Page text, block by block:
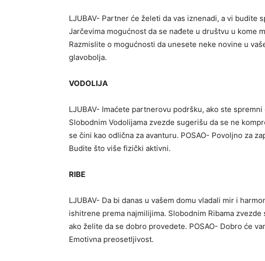
LJUBAV- Partner će želeti da vas iznenadi, a vi budite
Jarčevima mogućnost da se nađete u društvu u kome
Razmislite o mogućnosti da unesete neke novine u
glavobolja.
VODOLIJA
LJUBAV- Imaćete partnerovu podršku, ako ste
Slobodnim Vodolijama zvezde sugerišu da se ne
se čini kao odlična za avanturu. POSAO- Povoljno za
Budite što više fizički aktivni.
RIBE
LJUBAV- Da bi danas u vašem domu vladali mir i
ishitrene prema najmilijima. Slobodnim Ribama
ako želite da se dobro provedete. POSAO- Dobro će
Emotivna preosetljivost.